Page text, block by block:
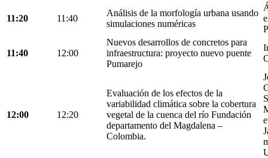
11:20 11:40
Análisis de la morfología urbana usando
simulaciones numéricas
11:40 12:00
Nuevos desarrollos de concretos para
infraestructura: proyecto nuevo puente
Pumarejo
12:00 12:20
Evaluación de los efectos de la
variabilidad climática sobre la cobertura
vegetal de la cuenca del río Fundación
departamento del Magdalena –
Colombia.